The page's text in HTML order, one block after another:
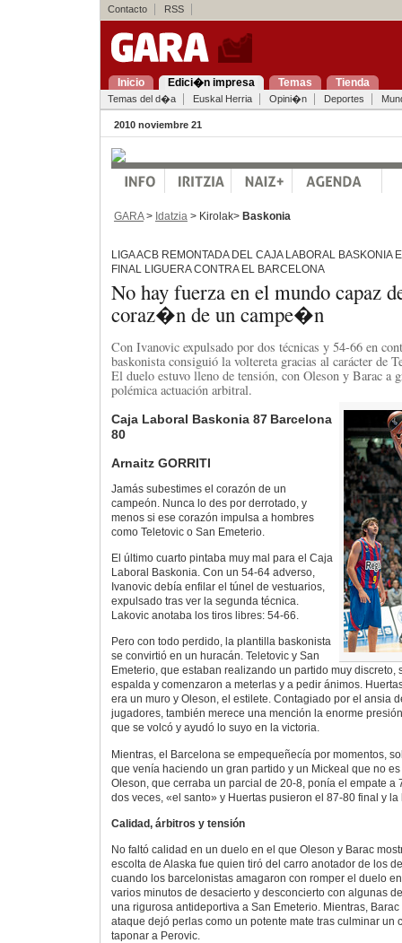
Contacto RSS
Inicio Edici�n impresa Temas Tienda
Temas del d�a Euskal Herria Opini�n Deportes
2010 noviembre 21
GARA> Idatzia > Kirolak> Baskonia
LIGA ACB REMONTADA DEL CAJA LABORAL BASKONIA
FINAL LIGUERA CONTRA EL BARCELONA
No hay fuerza en el mundo capaz
coraz�n de un campe�n
Con Ivanovic expulsado por dos técnicas y 54-66 en
baskonista consiguió la voltereta gracias al carácter de
El duelo estuvo lleno de tensión, con Oleson y Barac a
polémica actuación arbitral.
Caja Laboral Baskonia 87 Barcelona
80
Arnaitz GORRITI
Jamás subestimes el corazón de un
campeón. Nunca lo des por derrotado, y
menos si ese corazón impulsa a hombres
como Teletovic o San Emeterio.
El último cuarto pintaba muy mal para el Caja
Laboral Baskonia. Con un 54-64 adverso,
Ivanovic debía enfilar el túnel de vestuarios,
expulsado tras ver la segunda técnica.
Lakovic anotaba los tiros libres: 54-66.
Pero con todo perdido, la plantilla baskonista
se convirtió en un huracán. Teletovic y San
Emeterio, que estaban realizando un partido muy discreto,
espalda y comenzaron a meterlas y a pedir ánimos.
era un muro y Oleson, el estilete. Contagiado por el ansia
jugadores, también merece una mención la enorme
que se volcó y ayudó lo suyo en la victoria.
Mientras, el Barcelona se empequeñecía por momentos,
que venía haciendo un gran partido y un Mickeal que no
Oleson, que cerraba un parcial de 20-8, ponía el empate a
dos veces, «el santo» y Huertas pusieron el 87-80 final y
Calidad, árbitros y tensión
No faltó calidad en un duelo en el que Oleson y Barac
escolta de Alaska fue quien tiró del carro anotador de los
cuando los barcelonistas amagaron con romper el duelo
varios minutos de desacierto y desconcierto con algunas
una rigurosa antideportiva a San Emeterio. Mientras,
ataque dejó perlas como un potente mate tras culminar un
taponar a Perovic.